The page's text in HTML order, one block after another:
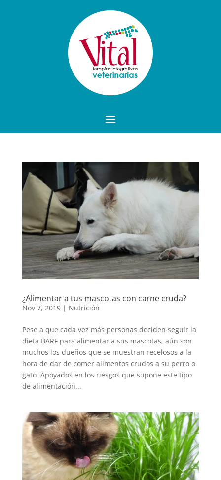
¿Alimentar a tus mascotas con carne cruda?
Nov 7, 2019| Nutrición
Pese a que cada vez más personas deciden seguir la
dieta BARF para alimentar a sus mascotas, aún son
muchos los dueños que se muestran recelosos a la
hora de dar de comer alimentos crudos a su perro o
gato. Apoyados en los riesgos que supone este tipo
de alimentación...